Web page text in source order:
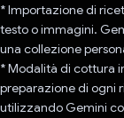
* Importazione di
testo o immagini.
una collezione
* Modalità di cottura
preparazione di ogni
utilizzando Gemini